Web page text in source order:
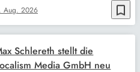
bookmark_border
Aug. 2026
Schlereth stellt die
Media GmbH neu